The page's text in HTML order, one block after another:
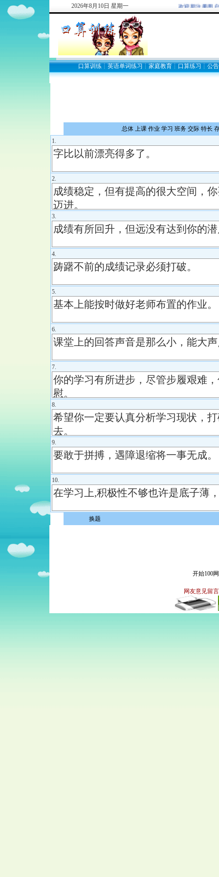
2026年8月 10日 星期一 欢迎新注册用户:
口算训练 ┊ 英语单词练习 ┊ 家庭教育 ┊ 口算练习 ┊ 公
总体 上课 作业 学习 班务 交际 特长
1.
2.
3.
4.
5.
6.
7.
8.
9.
10.
换题
开始100
网友意见留